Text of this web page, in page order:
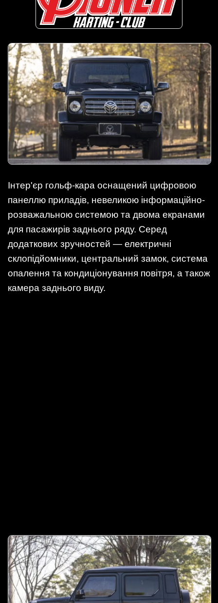
Інтер'єр гольф-кара оснащений цифровою
панеллю приладів, невеликою інформаційно-
розважальною системою та двома екранами
для пасажирів заднього ряду. Серед
додаткових зручностей — електричні
склопідйомники, центральний замок, система
опалення та кондиціонування повітря, а також
камера заднього виду.